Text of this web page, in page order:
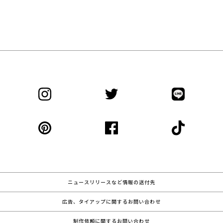
ニュースリリースなど情報の送付先
広告、タイアップに関するお問い合わせ
制作依頼に関するお問い合わせ